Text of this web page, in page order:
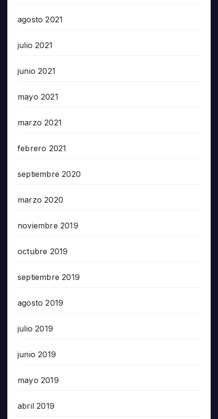
agosto 2021
julio 2021
junio 2021
mayo 2021
marzo 2021
febrero 2021
septiembre 2020
marzo 2020
noviembre 2019
octubre 2019
septiembre 2019
agosto 2019
julio 2019
junio 2019
mayo 2019
abril 2019